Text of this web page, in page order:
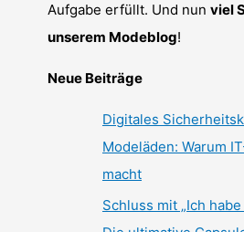
Aufgabe erfüllt. Und nun viel
unserem Modeblog!
Neue Beiträge
Digitales
Modeläden: Warum
macht
Schluss mit „Ich